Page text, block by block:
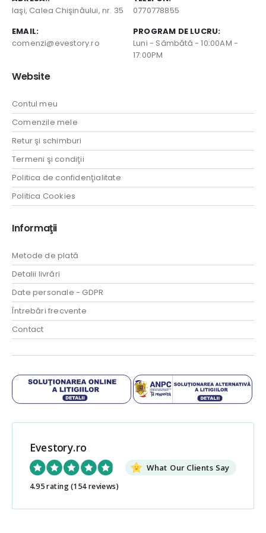
Iaşi, Calea Chişinăului, nr. 35
0770778855
EMAIL:
comenzi@evestory.ro
PROGRAM DE LUCRU:
Luni - Sâmbătă - 10:00AM -
17:00PM
Website
Contul meu
Comenzile mele
Retur şi schimburi
Termeni şi condiţii
Politica de confidenţialitate
Politica Cookies
Informaţii
Metode de plată
Detalii livrări
Date personale - GDPR
Întrebări frecvente
Contact
Evestory.ro
What Our Clients Say
4.95 rating(154 reviews)